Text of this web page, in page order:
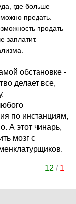
где больше
предать.
продать
заплатит.
обстановке -
делает все,
по инстанциям,
А этот чинарь,
мозг с
12 / 1